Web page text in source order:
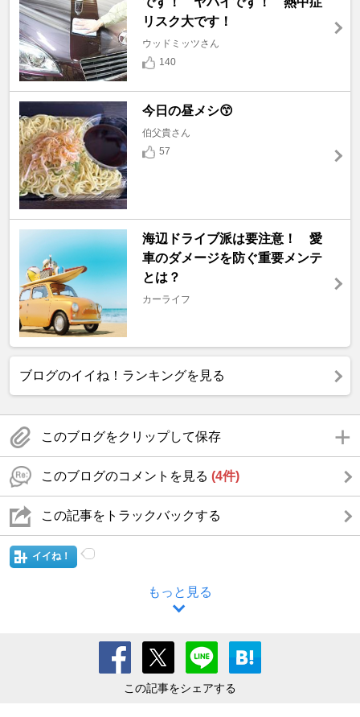
リスク大です！
ウッドミッツさん
140
今日の昼メシ😙
伯父貴さん
57
海辺ドライブ派は要注意！ 愛
車のダメージを防ぐ重要メンテ
とは？
カーライフ
ブログのイイね！ランキングを見る
このブログをクリップして保存
このブログのコメントを見る (4件)
この記事をトラックバックする
イイね！
もっと見る
この記事をシェアする